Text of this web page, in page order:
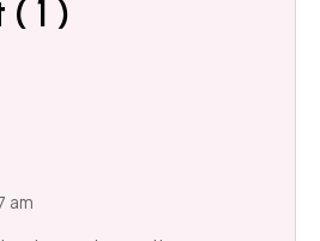
1 )
am